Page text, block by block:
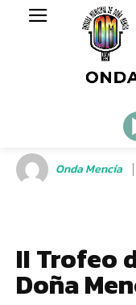
Onda Mencía
II Trofeo
Doña